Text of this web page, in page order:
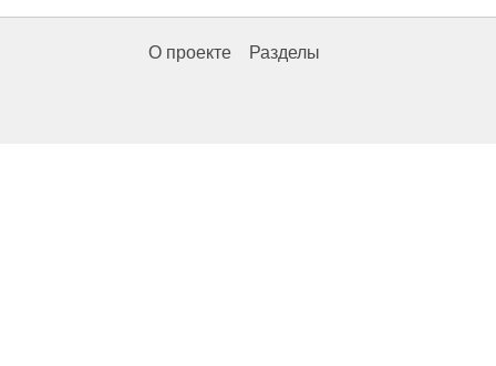
О проекте Разделы